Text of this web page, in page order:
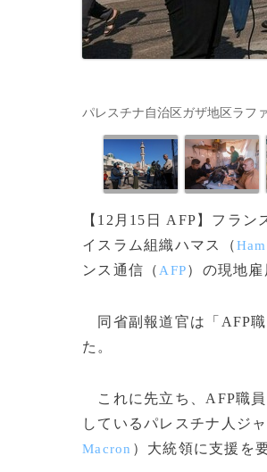
パレスチナ自治区ガザ地区ラフ
【12月15日 AFP】フラ
イスラム組織ハマス（
ンス通信（ AFP）の現地
同省副報道官は「AFP職
た。
これに先立ち、AFP職
しているパレスチナ人ジ
Macron ）大統領に支援を